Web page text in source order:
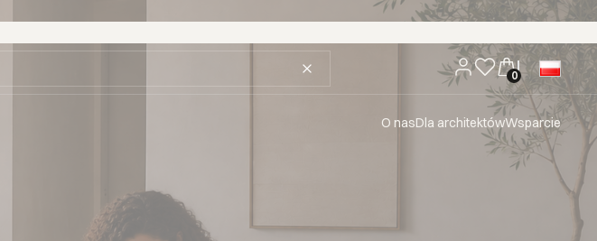
O nasDla architektówWsparcie